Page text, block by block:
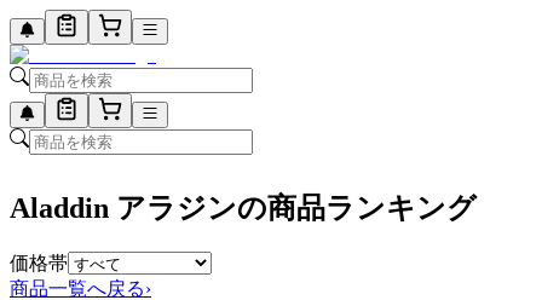
Aladdin アラジンの商品ランキング
価格帯
商品一覧へ戻る›